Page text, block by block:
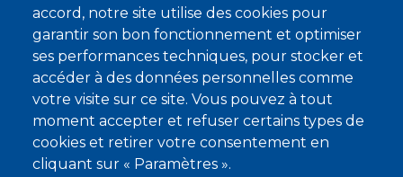
accord, notre site utilise des cookies pour
garantir son bon fonctionnement et optimiser
ses performances techniques, pour stocker et
accéder à des données personnelles comme
votre visite sur ce site. Vous pouvez à tout
moment accepter et refuser certains types de
cookies et retirer votre consentement en
cliquant sur « Paramètres ».
À propos
Qui sommes-nous ?
Devenir membre